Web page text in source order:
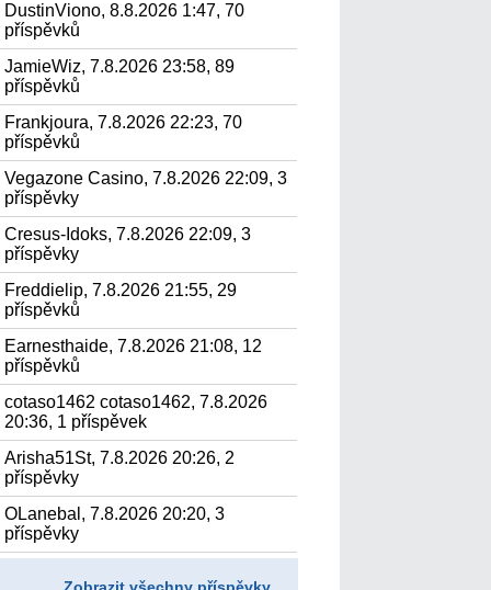
DustinViono, 8.8.2026 1:47, 70
příspěvků
JamieWiz, 7.8.2026 23:58, 89
příspěvků
Frankjoura, 7.8.2026 22:23, 70
příspěvků
Vegazone Casino, 7.8.2026 22:09, 3
příspěvky
Cresus-Idoks, 7.8.2026 22:09, 3
příspěvky
Freddielip, 7.8.2026 21:55, 29
příspěvků
Earnesthaide, 7.8.2026 21:08, 12
příspěvků
cotaso1462 cotaso1462, 7.8.2026
20:36, 1 příspěvek
Arisha51St, 7.8.2026 20:26, 2
příspěvky
OLanebal, 7.8.2026 20:20, 3
příspěvky